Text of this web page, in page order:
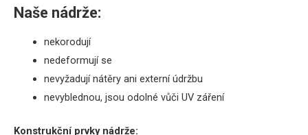
Naše nádrže:
nekorodují
nedeformují se
nevyžadují nátěry ani externí údržbu
nevyblednou, jsou odolné vůči UV záření
Konstrukční prvky nádrže: